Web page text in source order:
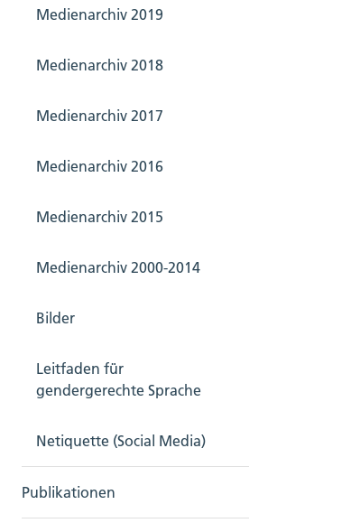
Medienarchiv 2019
Medienarchiv 2018
Medienarchiv 2017
Medienarchiv 2016
Medienarchiv 2015
Medienarchiv 2000-2014
Bilder
Leitfaden für
gendergerechte Sprache
Netiquette (Social Media)
Publikationen